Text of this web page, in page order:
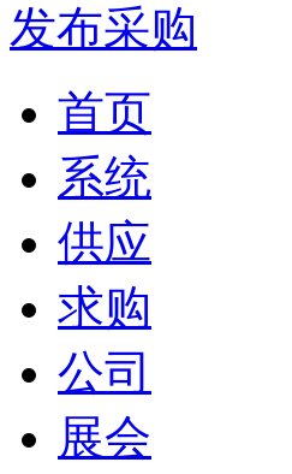
发布采购
首页
系统
供应
求购
公司
展会